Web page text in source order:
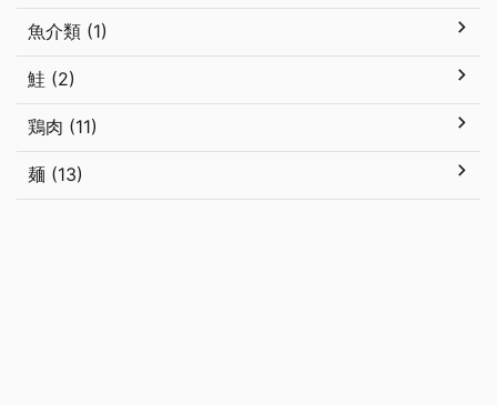
魚介類 (1)
鮭 (2)
鶏肉 (11)
麺 (13)